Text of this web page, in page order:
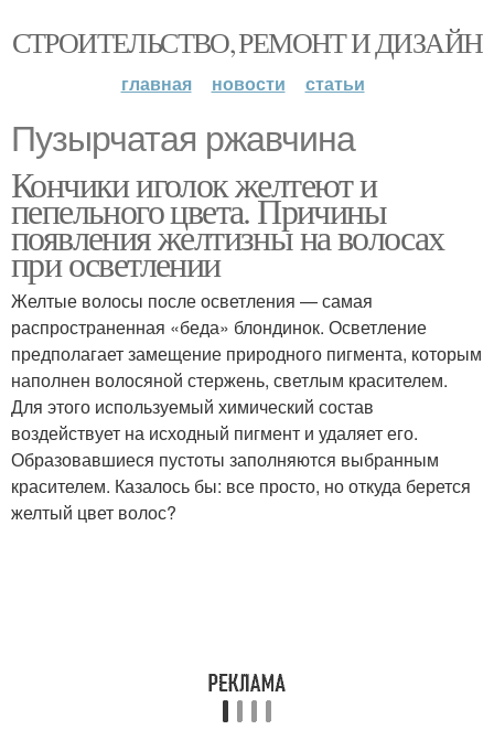
СТРОИТЕЛЬСТВО, РЕМОНТ И ДИЗАЙН
главная новости статьи
Пузырчатая ржавчина
Кончики иголок желтеют и
пепельного цвета. Причины
появления желтизны на волосах
при осветлении
Желтые волосы после осветления — самая
распространенная «беда» блондинок. Осветление
предполагает замещение природного пигмента, которым
наполнен волосяной стержень, светлым красителем.
Для этого используемый химический состав
воздействует на исходный пигмент и удаляет его.
Образовавшиеся пустоты заполняются выбранным
красителем. Казалось бы: все просто, но откуда берется
желтый цвет волос?